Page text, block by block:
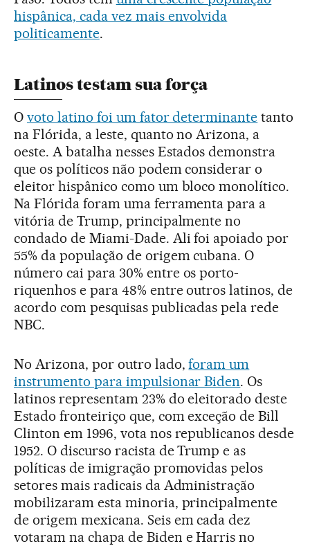
hispânica, cada vez mais envolvida
politicamente.
Latinos testam sua força
O voto latino foi um fator determinante tanto
na Flórida, a leste, quanto no Arizona, a
oeste. A batalha nesses Estados demonstra
que os políticos não podem considerar o
eleitor hispânico como um bloco monolítico.
Na Flórida foram uma ferramenta para a
vitória de Trump, principalmente no
condado de Miami-Dade. Ali foi apoiado por
55% da população de origem cubana. O
número cai para 30% entre os porto-
riquenhos e para 48% entre outros latinos, de
acordo com pesquisas publicadas pela rede
NBC.
No Arizona, por outro lado,foram um
instrumento para impulsionar Biden. Os
latinos representam 23% do eleitorado deste
Estado fronteiriço que, com exceção de Bill
Clinton em 1996, vota nos republicanos desde
1952. O discurso racista de Trump e as
políticas de imigração promovidas pelos
setores mais radicais da Administração
mobilizaram esta minoria, principalmente
de origem mexicana. Seis em cada dez
votaram na chapa de Biden e Harris no